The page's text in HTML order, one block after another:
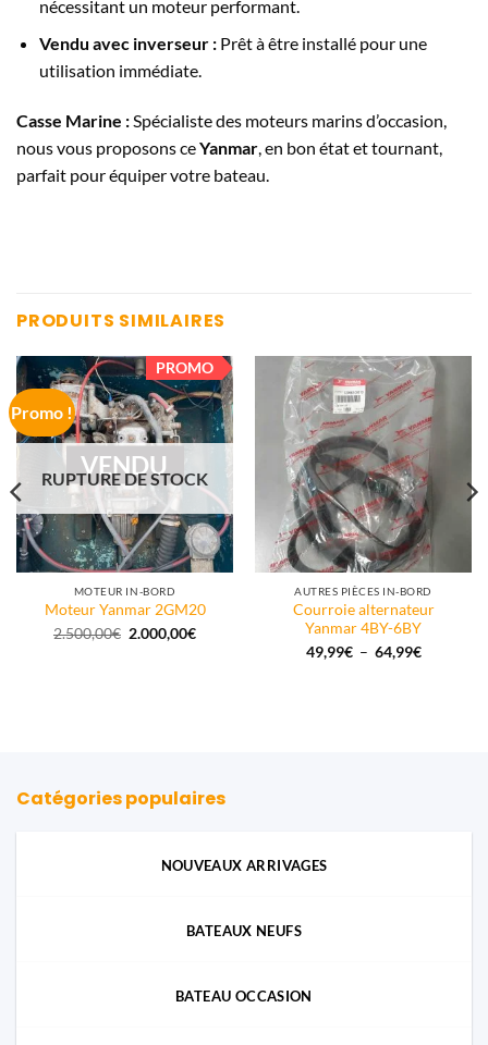
nécessitant un moteur performant.
Vendu avec inverseur :Prêt à être installé pour une
utilisation immédiate.
Casse Marine :Spécialiste des moteurs marins d’occasion,
nous vous proposons ceYanmar, en bon état et tournant,
parfait pour équiper votre bateau.
PRODUITS SIMILAIRES
Promo !
VENDU
PROMO
RUPTURE DE STOCK
MOTEUR IN-BORD
Moteur Yanmar 2GM20
2.500,00€ Le
2.000,00€Le
AUTRES PIÈCES IN-BORD
Courroie alternateur
Yanmar 4BY-6BY
49,99€ – 64,99€Plage
Catégories populaires
NOUVEAUX ARRIVAGES
BATEAUX NEUFS
BATEAU OCCASION